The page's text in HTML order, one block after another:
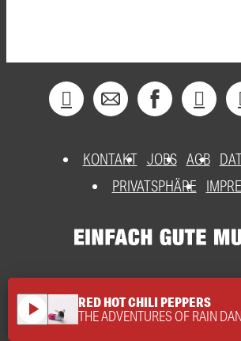
KONTAKT JOBS AGB
PRIVATSPHÄRE
play_arrow RED HOT CHILI PEPPERS
THE ADVENTURES OF RAIN